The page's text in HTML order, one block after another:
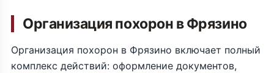
Организация похорон в Фрязино
Организация похорон в Фрязино включает полный
комплекс действий: оформление документов,